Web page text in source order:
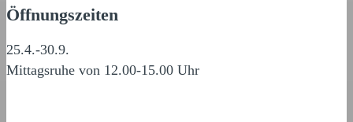
Öffnungszeiten
25.4.-30.9.
Mittagsruhe von 12.00-15.00 Uhr